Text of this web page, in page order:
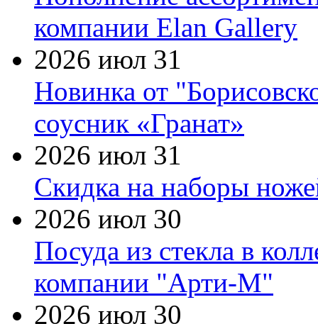
компании Elan Gallery
2026 июл 31
Новинка от
соусник «Гранат»
2026 июл 31
Скидка на наборы
2026 июл 30
Посуда из стекла в
компании "Арти-М"
2026 июл 30